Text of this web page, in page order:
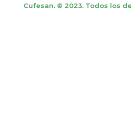
Cufesan. © 2023. Todos los